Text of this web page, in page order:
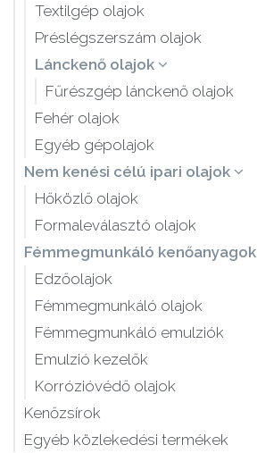
Textilgép olajok
Préslégszerszám olajok
Lánckenő olajok
Fűrészgép lánckenő olajok
Fehér olajok
Egyéb gépolajok
Nem kenési célú ipari olajok
Hőközlő olajok
Formaleválasztó olajok
Fémmegmunkáló kenőanyagok
Edzőolajok
Fémmegmunkáló olajok
Fémmegmunkáló emulziók
Emulzió kezelők
Korrózióvédő olajok
Kenőzsírok
Egyéb közlekedési termékek